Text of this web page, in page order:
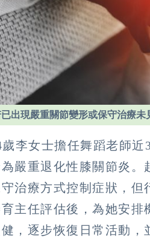
出現嚴重關節變形或保守治療未
歲李女士擔任舞蹈老師
嚴重退化性膝關節炎。
治療方式控制症狀，但
主任評估後，為她安排
，逐步恢復日常活動，